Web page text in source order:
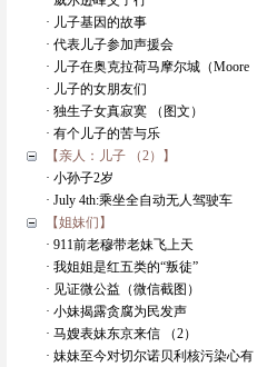
· 儿子基因的故事
· 代表儿子参加声援会
· 儿子在奥克拉荷马摩尔城（Moore
· 儿子的女朋友们
· 独生子女真寂寞 （图文）
· 有个儿子的苦与乐
【亲人：儿子 （2）】
· 小孙子2岁
· July 4th:乘坐全自动无人驾驶车
【姐妹们】
· 911前老穆带老妹飞上天
· 我姐姐是红五类的“叛徒”
· 见证微公益（微信截图）
· 小妹揭露贪腐为民发声
· 马嫂表妹东京来信 （2）
· 妹妹至今对切尔诺贝利核污染心有